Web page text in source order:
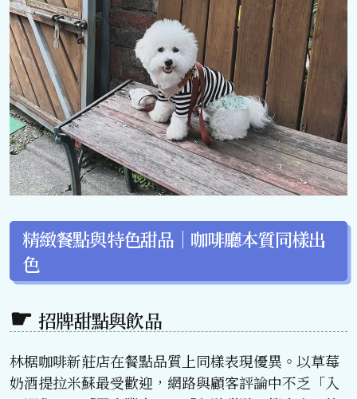
精緻餐點與特色甜品｜咖啡廳本質同樣出
色
招牌甜點與飲品
林椐咖啡新莊店在餐點品質上同樣表現優異。以草莓
奶酒提拉米蘇最受歡迎，網路與顧客評論中不乏「入